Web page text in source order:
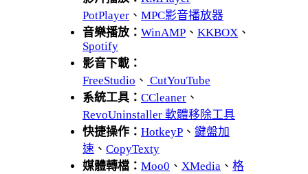
PotPlayer 、 MPC影音播放器
音樂播放： WinAMP 、 KKBOX 、
Spotify
影音下載：
FreeStudio 、 CutYouTube
系統工具： CCleaner 、
RevoUninstaller 軟體移除工具
快捷操作： HotkeyP 、 鍵盤加
速 、 CopyTexty
媒體轉檔： Moo0 、 XMedia 、 格